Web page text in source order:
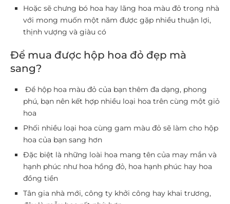
Hoặc sẽ chưng bó hoa hay lãng hoa màu đỏ trong nhà
với mong muốn một năm được gặp nhiều thuận lợi,
thịnh vượng và giàu có
Để mua được hộp hoa đỏ đẹp mà
sang?
Để hộp hoa màu đỏ của bạn thêm đa dạng, phong
phú, bạn nên kết hợp nhiều loại hoa trên cùng một giỏ
hoa
Phối nhiều loại hoa cùng gam màu đỏ sẽ làm cho hộp
hoa của bạn sang hơn
Đặc biệt là những loài hoa mang tên của may mắn và
hạnh phúc như hoa hồng đỏ, hoa hạnh phúc hay hoa
đồng tiền
Tân gia nhà mới, công ty khởi công hay khai trương,